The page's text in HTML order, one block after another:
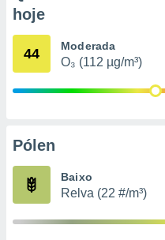
qual se
tal,
ou opor-
qualquer
o
hoje
44 Moderada
O₃ (112 µg/m³)
Pólen
Baixo
Relva (22 #/m³)